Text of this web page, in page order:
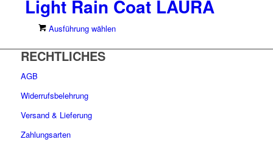
Light Rain Coat LAURA
Ausführung wählen
weist
RECHTLICHES
AGB
Widerrufsbelehrung
Versand & Lieferung
Zahlungsarten